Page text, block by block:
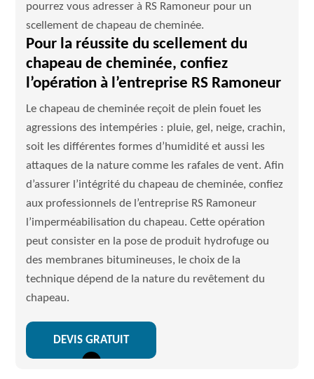
pourrez vous adresser à RS Ramoneur pour un
scellement de chapeau de cheminée.
Pour la réussite du scellement du
chapeau de cheminée, confiez
l’opération à l’entreprise RS Ramoneur
Le chapeau de cheminée reçoit de plein fouet les
agressions des intempéries : pluie, gel, neige, crachin,
soit les différentes formes d’humidité et aussi les
attaques de la nature comme les rafales de vent. Afin
d’assurer l’intégrité du chapeau de cheminée, confiez
aux professionnels de l’entreprise RS Ramoneur
l’imperméabilisation du chapeau. Cette opération
peut consister en la pose de produit hydrofuge ou
des membranes bitumineuses, le choix de la
technique dépend de la nature du revêtement du
chapeau.
DEVIS GRATUIT